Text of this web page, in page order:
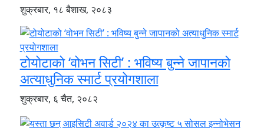
शुक्रबार, १८ बैशाख, २०८३
टोयोटाको ‘वोभन सिटी’ : भविष्य बुन्ने जापानको
अत्याधुनिक स्मार्ट प्रयोगशाला
शुक्रबार, ६ चैत, २०८२